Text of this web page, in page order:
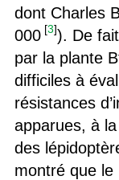
dont Charles
000 [3]). De
par la plante
difficiles à
résistances
apparues, à
des
montré que